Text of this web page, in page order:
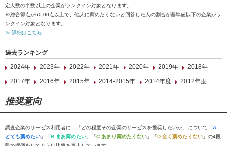
定人数の半数以上の企業がランクイン対象となります。
※総合得点が60.00点以上で、他人に薦めたくないと回答した人の割合が基準値以下の企業がラ
ンクイン対象となります。
≫ 詳細はこちら
過去ランキング
2024年
2023年 2022年 2021年 2020年 2019年
2018年
2017年
2016年 2015年 2014-2015年 2014年度 2012年度
推奨意向
調査企業のサービス利用者に、「どの程度その企業のサービスを推奨したいか」について「A:
とても薦めたい 」「B:まあ薦めたい 」「C:あまり薦めたくない 」「D:全く薦めたくない 」の4段